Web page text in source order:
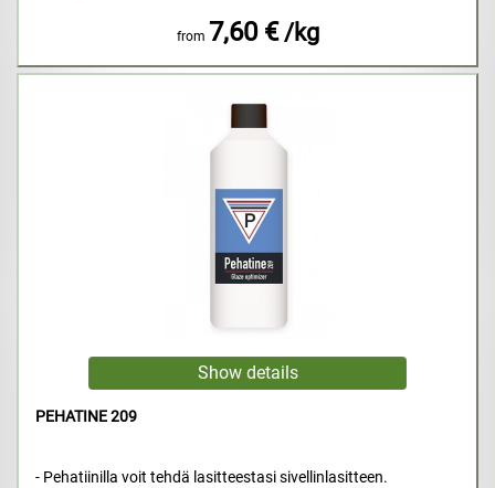
from 7,60 € /kg
PEHATINE 209
- Pehatiinilla voit tehdä lasitteestasi sivellinlasitteen.